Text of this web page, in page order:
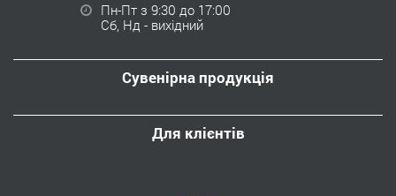
Пн-Пт з 9:30 до 17:00
Сб, Нд - вихідний
Сувенірна продукція
Для клієнтів